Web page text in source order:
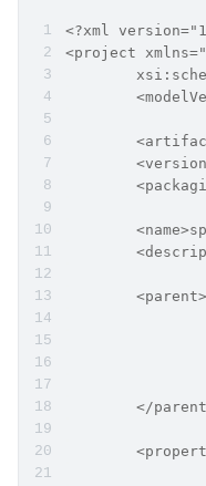
<?xml
<project
	<parent>
</